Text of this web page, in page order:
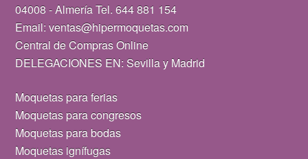
04008 - Almería Tel. 644 881 154
Email: ventas@hipermoquetas.com
Central de Compras Online
DELEGACIONES EN: Sevilla y Madrid
Moquetas para ferias
Moquetas para congresos
Moquetas para bodas
Moquetas ignífugas